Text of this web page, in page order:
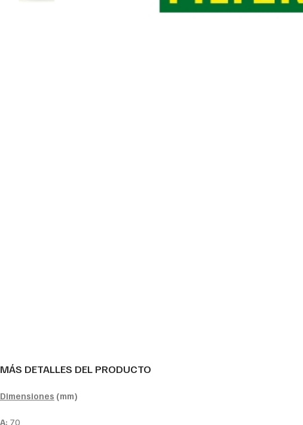
MÁS DETALLES DEL PRODUCTO
Dimensiones (mm)
A: 70